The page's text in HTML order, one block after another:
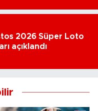
2026 Süper Loto
açıklandı